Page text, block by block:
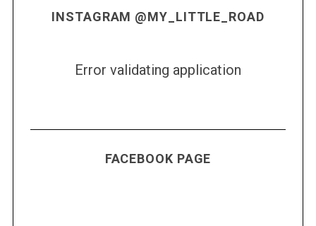
INSTAGRAM @MY_LITTLE_ROAD
Error validating application
FACEBOOK PAGE